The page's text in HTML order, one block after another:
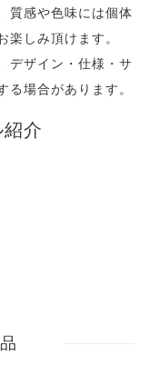
質感や色味には個体
楽しみ頂けます。
デザイン・仕様・サ
る場合があります。
介